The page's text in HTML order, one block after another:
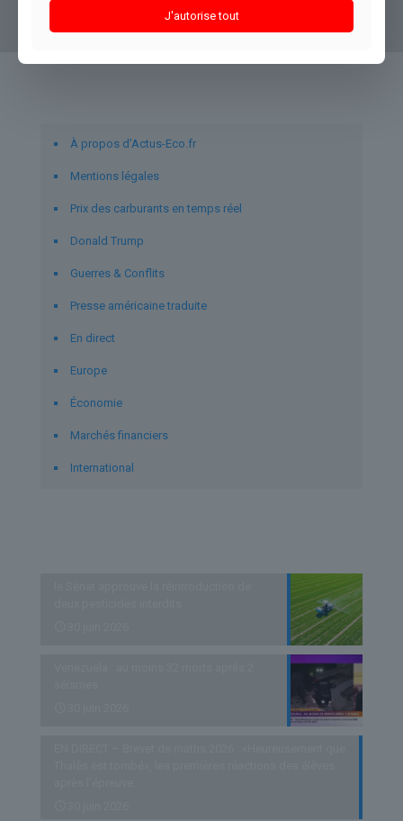
boursières, décryptées pour tous.
À propos d’Actus-Eco.fr
Mentions légales
Prix des carburants en temps réel
Donald Trump
Guerres & Conflits
Presse américaine traduite
En direct
Europe
Économie
Marchés financiers
International
J'autorise tout